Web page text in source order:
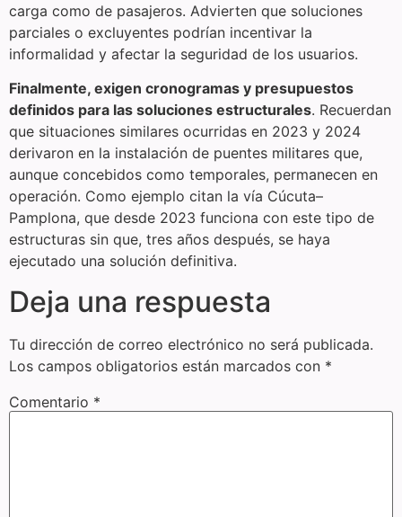
carga como de pasajeros. Advierten que soluciones
parciales o excluyentes podrían incentivar la
informalidad y afectar la seguridad de los usuarios.
Finalmente, exigen cronogramas y presupuestos
definidos para las soluciones estructurales. Recuerdan
que situaciones similares ocurridas en 2023 y 2024
derivaron en la instalación de puentes militares que,
aunque concebidos como temporales, permanecen en
operación. Como ejemplo citan la vía Cúcuta–
Pamplona, que desde 2023 funciona con este tipo de
estructuras sin que, tres años después, se haya
ejecutado una solución definitiva.
Deja una respuesta
Tu dirección de correo electrónico no será publicada.
Los campos obligatorios están marcados con *
Comentario *